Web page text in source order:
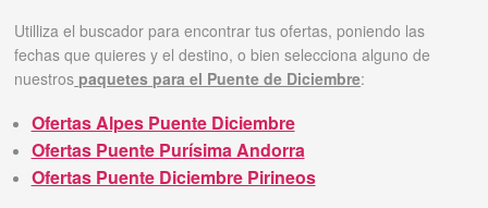
Regístrate
Utilliza el buscador para encontrar tus ofertas, poniendo las
fechas que quieres y el destino, o bien selecciona alguno de
nuestros paquetes para el Puente de Diciembre:
Ofertas Alpes Puente Diciembre
Ofertas Puente Purísima Andorra
Ofertas Puente Diciembre Pirineos